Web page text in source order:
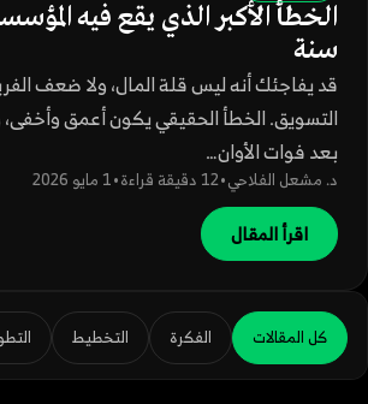
الخطأ الأكبر الذي يقع فيه
سنة
قد يفاجئك أنه ليس قلة المال، ولا ضعف
التسويق. الخطأ الحقيقي يكون أعمق وأخفى،
بعد فوات الأوان…
د. مشعل الفلاحي•12 دقيقة قراءة •1 مايو 2026
اقرأ المقال
كل المقالات الفكرة التخطيط